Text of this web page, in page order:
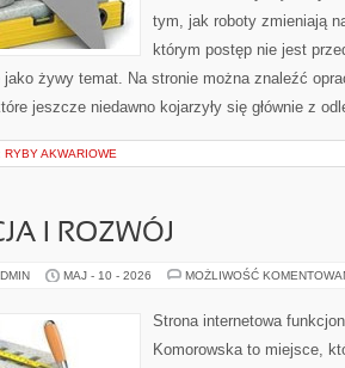
tym, jak roboty zmieniają
którym postęp nie jest
żywy temat. Na stronie można znaleźć
jeszcze niedawno kojarzyły się głównie z
RYBY AKWARIOWE
I ROZWÓJ
MAJ - 10 - 2026 MOŻLIWOŚĆ
Strona internetowa
Komorowska to miejsce,